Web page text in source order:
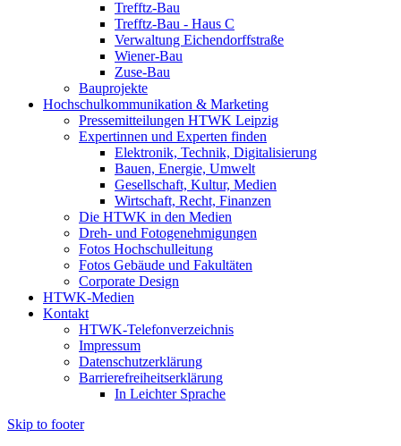
Trefftz-Bau
Trefftz-Bau - Haus C
Verwaltung Eichendorffstraße
Wiener-Bau
Zuse-Bau
Bauprojekte
Hochschulkommunikation & Marketing
Pressemitteilungen HTWK Leipzig
Expertinnen und Experten finden
Elektronik, Technik, Digitalisierung
Bauen, Energie, Umwelt
Gesellschaft, Kultur, Medien
Wirtschaft, Recht, Finanzen
Die HTWK in den Medien
Dreh- und Fotogenehmigungen
Fotos Hochschulleitung
Fotos Gebäude und Fakultäten
Corporate Design
HTWK-Medien
Kontakt
HTWK-Telefonverzeichnis
Impressum
Datenschutzerklärung
Barrierefreiheitserklärung
In Leichter Sprache
Skip to footer